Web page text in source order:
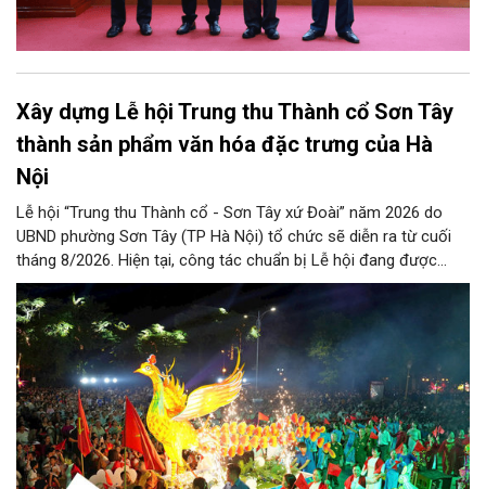
Xây dựng Lễ hội Trung thu Thành cổ Sơn Tây
thành sản phẩm văn hóa đặc trưng của Hà
Nội
Lễ hội “Trung thu Thành cổ - Sơn Tây xứ Đoài” năm 2026 do
UBND phường Sơn Tây (TP Hà Nội) tổ chức sẽ diễn ra từ cuối
tháng 8/2026. Hiện tại, công tác chuẩn bị Lễ hội đang được
chính quyền phường Sơn Tây cùng các phòng, ban, ngành, đơn
vị và 25 tổ dân phố khẩn trương triển khai, tạo khí thế sôi nổi,
sẵn sàng mang đến cho Nhân dân và du khách một mùa Trung
thu quy mô, đặc sắc và giàu bản sắc văn hóa xứ Đoài.